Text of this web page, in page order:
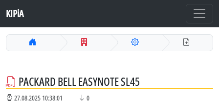
KIPiA
PACKARD BELL EASYNOTE SL45
27.08.2025 10:38:01 0